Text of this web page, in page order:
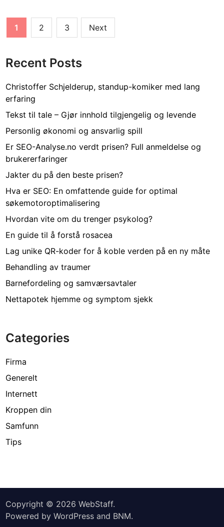
Posts
pagination
1 2 3 Next
Recent Posts
Christoffer Schjelderup, standup-komiker med lang
erfaring
Tekst til tale – Gjør innhold tilgjengelig og levende
Personlig økonomi og ansvarlig spill
Er SEO-Analyse.no verdt prisen? Full anmeldelse og
brukererfaringer
Jakter du på den beste prisen?
Hva er SEO: En omfattende guide for optimal
søkemotoroptimalisering
Hvordan vite om du trenger psykolog?
En guide til å forstå rosacea
Lag unike QR-koder for å koble verden på en ny måte
Behandling av traumer
Barnefordeling og samværsavtaler
Nettapotek hjemme og symptom sjekk
Categories
Firma
Generelt
Internett
Kroppen din
Samfunn
Tips
Copyright © 2026WebStaff.
Powered byWordPress and BNM.